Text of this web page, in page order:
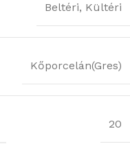
Beltéri, Kültéri
Kőporcelán(Gres)
20